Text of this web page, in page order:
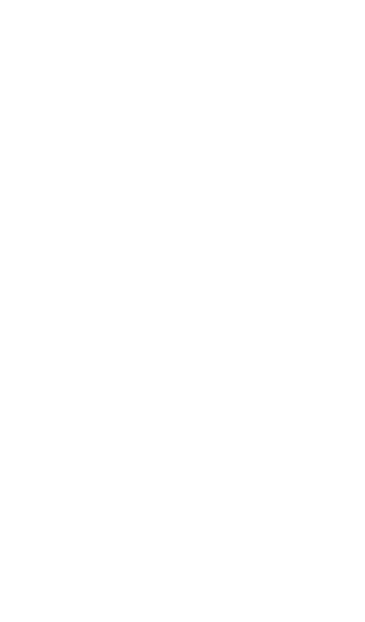
Rodziców Wychowankówa
ograniczone wobec niepełnosprawnego dziecka (kwestie finansowe,